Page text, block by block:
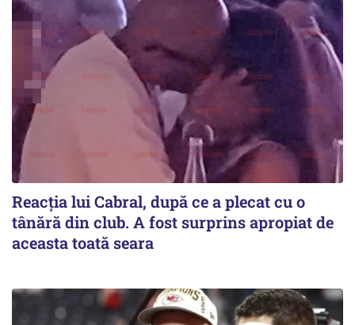
Reacția lui Cabral, după ce a plecat cu o
tânără din club. A fost surprins apropiat de
aceasta toată seara